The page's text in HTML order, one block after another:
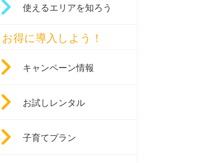
使えるエリアを知ろう
お得に導入しよう！
キャンペーン情報
お試しレンタル
子育てプラン